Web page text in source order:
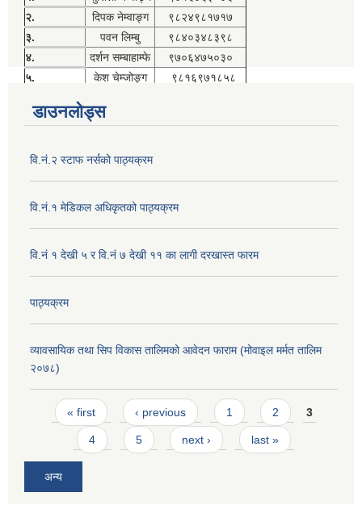
२.
दिपक नेम्वाङ्ग
९८२४९८१७१७
३.
पवन लिम्बु
९८४०३४८३९८
४.
दर्शन सम्बाहाम्फे
९७०६४७५०३०
५.
केश चेम्जोङ्ग ९८१६९७१८५८
डाउनलोड्स
वि.नं.२ स्टाफ नर्सको पाठ्यक्रम
वि.नं.१ मेडिकल अधिकृतको पाठ्यक्रम
वि.नं १ देखी ५ र वि.नं ७ देखी ११ का लागी दरखास्त फारम
पाठ्यक्रम
व्यावसायिक तथा सिप विकास तालिमको आवेदन फाराम (मोवाइल मर्मत तालिम
२०७८)
Pages
« first ‹ previous 1 2 3
4 5 next › last »
अन्य